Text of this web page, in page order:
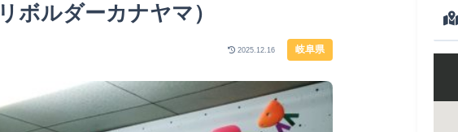
ボルダーカナヤマ）
2025.12.16 岐阜県